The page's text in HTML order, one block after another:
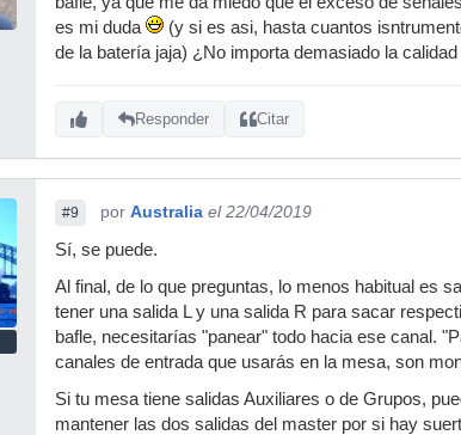
es mi duda
(y si es asi, hasta cuantos
de la batería jaja) ¿No importa demasiado la
Responder Citar
#9 por Australia el 22/04/2019
Sí, se puede.
Al final, de lo que preguntas, lo menos habitual es
tener una salida L y una salida R para sacar
bafle, necesitarías "panear" todo hacia ese canal.
canales de entrada que usarás en la mesa, son
Si tu mesa tiene salidas Auxiliares o de Grupos,
mantener las dos salidas del master por si hay